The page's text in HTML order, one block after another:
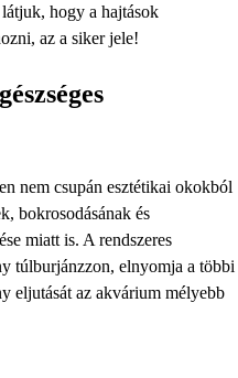
hogy a hajtások
az a siker jele!
nem csupán esztétikai okokból
bokrosodásának és
miatt is. A rendszeres
túlburjánzzon, elnyomja a többi
eljutását az akvárium mélyebb